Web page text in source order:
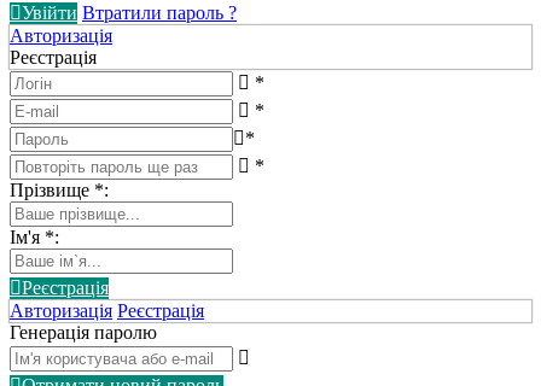
Увійти Втратили пароль ?
Авторизація
Реєстрація
*
*
*
*
Прізвище *:
Ім'я *:
Реєстрація
Авторизація Реєстрація
Генерація паролю